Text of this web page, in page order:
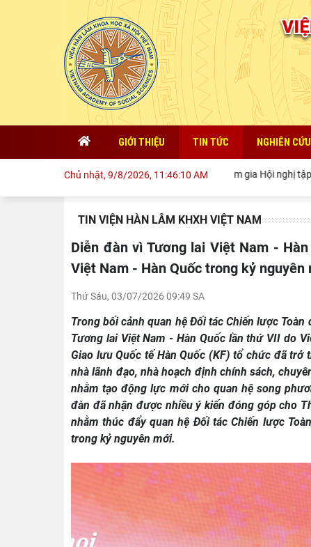
GIỚI THIỆU TIN TỨC NGHIÊN
Chủ nhật, 9/8/2026, 11:46:13 AM
Đoàn cán bộ Viện Sử học tham gia Hội nghị tập huấn chuyên
TIN VIỆN HÀN LÂM KHXH VIỆT NAM
Diễn đàn vì Tương lai Việt Nam - Hàn Quốc lần thứ VII: Quan hệ Đối tác Chiến lược Toàn diện
Việt Nam - Hàn Quốc trong kỷ nguyên
Thứ Sáu, 03/07/2026 09:49 SA
Trong bối cảnh quan hệ Đối tác Chiến lược
Tương lai Việt Nam - Hàn Quốc lần thứ VII do
Giao lưu Quốc tế Hàn Quốc (KF) tổ chức đã
nhà lãnh đạo, nhà hoạch định chính sách,
nhằm tạo động lực mới cho quan hệ song
đàn đã nhận được nhiều ý kiến đóng góp cho
nhằm thúc đẩy quan hệ Đối tác Chiến lược
trong kỷ nguyên mới.